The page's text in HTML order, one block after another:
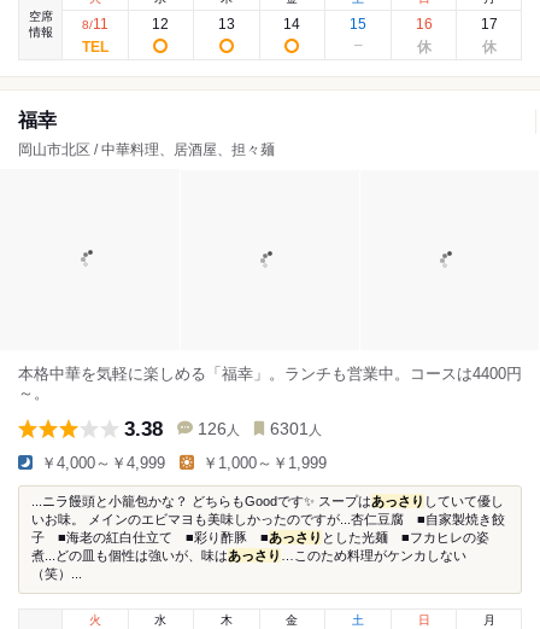
空席
情報
8/11 12 13 14 15 16 17
福幸
岡山市北区 / 中華料理、居酒屋、担々麺
本格中華を気軽に楽しめる「福幸」。ランチも営業中。コースは4400円
～。
3.38 126 人 6301 人
￥4,000～￥4,999 ￥1,000～￥1,999
...ニラ饅頭と小籠包かな？ どちらもGoodです✨ スープはあっさり していて優し
いお味。 メインのエビマヨも美味しかったのですが...杏仁豆腐 ■自家製焼き餃
子 ■海老の紅白仕立て ■彩り酢豚 ■あっさり とした光麺 ■フカヒレの姿
煮...どの皿も個性は強いが、味はあっさり
…このため料理がケンカしない
（笑）...
火
水 木 金 土 日 月